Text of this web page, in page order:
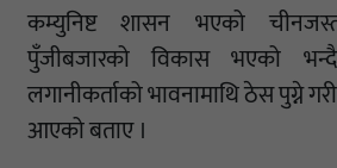
कम्युनिष्ट शासन भएको
पुँजीबजारको विकास भएको
लगानीकर्ताको भावनामाथि ठेस पुग्ने
आएको बताए ।